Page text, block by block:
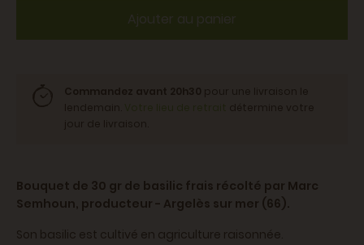
Ajouter au panier
Bouquet de 30 gr de basilic frais récolté par Marc
Semhoun, producteur - Argelès sur mer (66).
Son basilic est cultivé en agriculture raisonnée.